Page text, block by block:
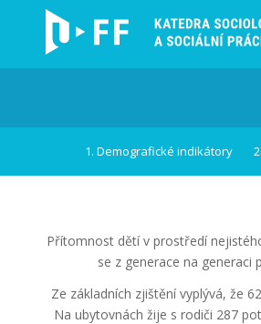
1. Demografické indikátory
Přítomnost dětí v prostředí
se z generace na
Ze základních zjištění vyplývá, že
Na ubytovnách žije s rodiči 287